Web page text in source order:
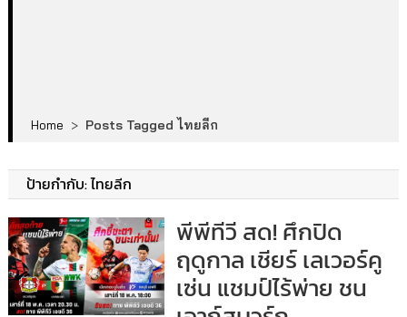
Home > Posts Tagged ไทยลีก
ป้ายกำกับ:ไทยลีก
พีพีทีวี สด! ศึกปิด
ฤดูกาล เชียร์ เลเวอร์คู
เซ่น แชมป์ไร้พ่าย ชน